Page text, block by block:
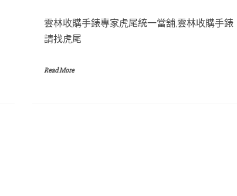
雲林收購手錶專家虎尾統一當舖,雲林收購手錶
請找虎尾
Read More